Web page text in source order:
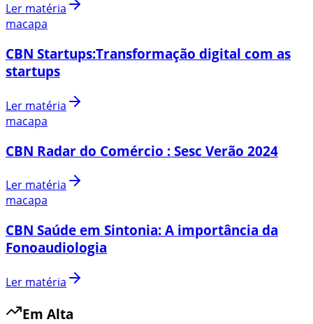
Ler matéria
macapa
CBN Startups:Transformação digital com as
startups
Ler matéria
macapa
CBN Radar do Comércio : Sesc Verão 2024
Ler matéria
macapa
CBN Saúde em Sintonia: A importância da
Fonoaudiologia
Ler matéria
Em Alta